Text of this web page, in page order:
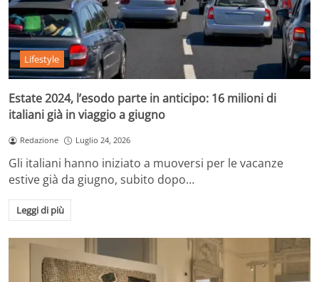
Lifestyle
Estate 2024, l’esodo parte in anticipo: 16 milioni di
italiani già in viaggio a giugno
Redazione Luglio 24, 2026
Gli italiani hanno iniziato a muoversi per le vacanze
estive già da giugno, subito dopo…
Leggi di più